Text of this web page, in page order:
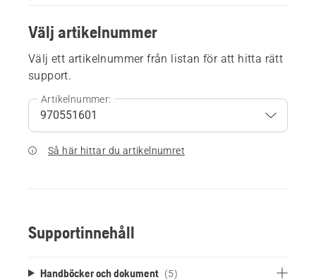
Välj artikelnummer
Välj ett artikelnummer från listan för att hitta rätt
support.
Artikelnummer:
Så här hittar du artikelnumret
Supportinnehåll
Handböcker och dokument (5)